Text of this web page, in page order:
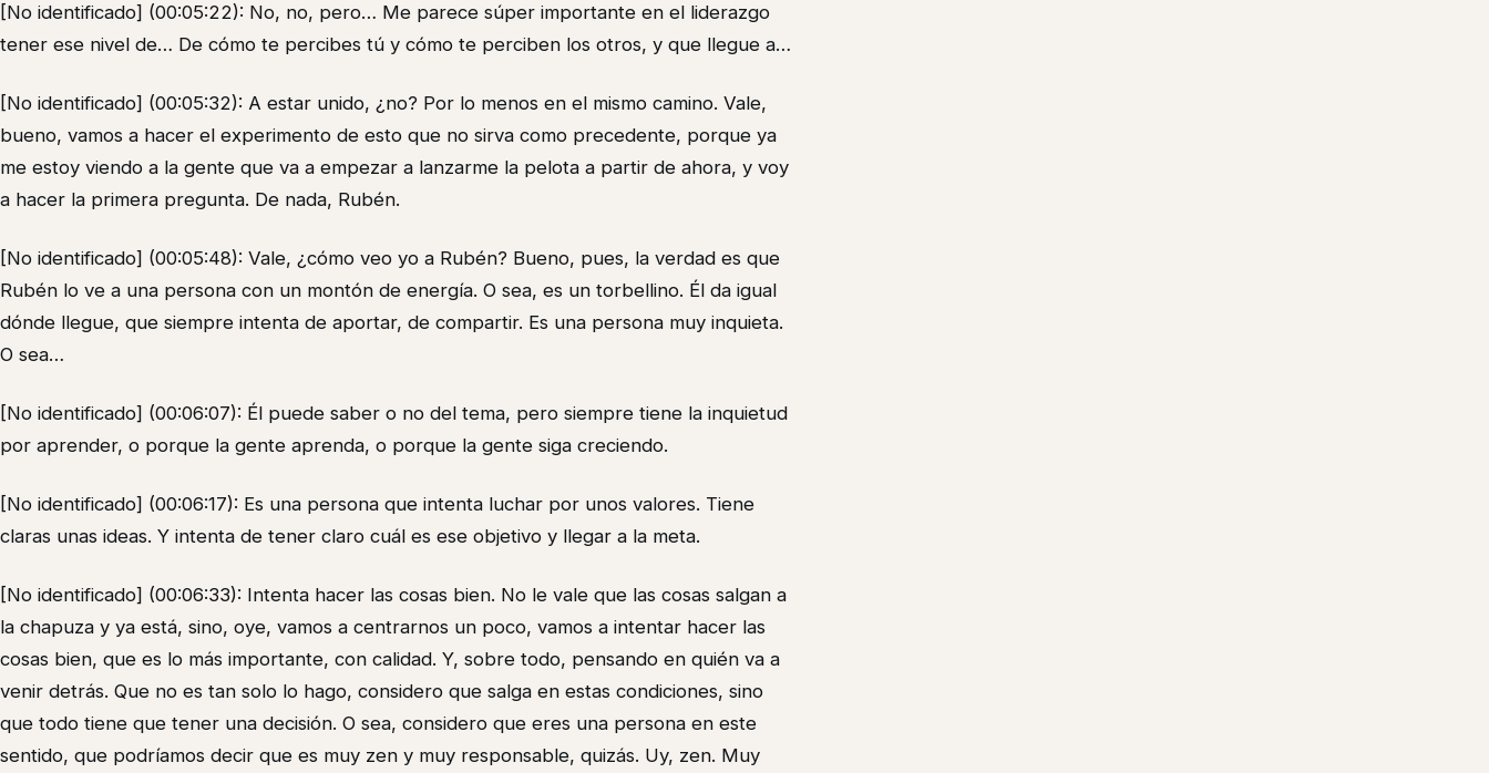
[No identificado] (00:05:22): No, no, pero… Me parece súper importante en el liderazgo
tener ese nivel de… De cómo te percibes tú y cómo te perciben los otros, y que llegue a…
[No identificado] (00:05:32): A estar unido, ¿no? Por lo menos en el mismo camino. Vale,
bueno, vamos a hacer el experimento de esto que no sirva como precedente, porque ya
me estoy viendo a la gente que va a empezar a lanzarme la pelota a partir de ahora, y voy
a hacer la primera pregunta. De nada, Rubén.
[No identificado] (00:05:48): Vale, ¿cómo veo yo a Rubén? Bueno, pues, la verdad es que
Rubén lo ve a una persona con un montón de energía. O sea, es un torbellino. Él da igual
dónde llegue, que siempre intenta de aportar, de compartir. Es una persona muy inquieta.
O sea…
[No identificado] (00:06:07): Él puede saber o no del tema, pero siempre tiene la inquietud
por aprender, o porque la gente aprenda, o porque la gente siga creciendo.
[No identificado] (00:06:17): Es una persona que intenta luchar por unos valores. Tiene
claras unas ideas. Y intenta de tener claro cuál es ese objetivo y llegar a la meta.
[No identificado] (00:06:33): Intenta hacer las cosas bien. No le vale que las cosas salgan a
la chapuza y ya está, sino, oye, vamos a centrarnos un poco, vamos a intentar hacer las
cosas bien, que es lo más importante, con calidad. Y, sobre todo, pensando en quién va a
venir detrás. Que no es tan solo lo hago, considero que salga en estas condiciones, sino
que todo tiene que tener una decisión. O sea, considero que eres una persona en este
sentido, que podríamos decir que es muy zen y muy responsable, quizás. Uy, zen. Muy